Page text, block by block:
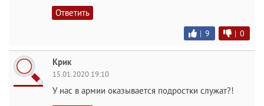
Ответить
| 9 | 0
Крик
15.01.2020 19:10
У нас в армии оказывается подростки служат?!